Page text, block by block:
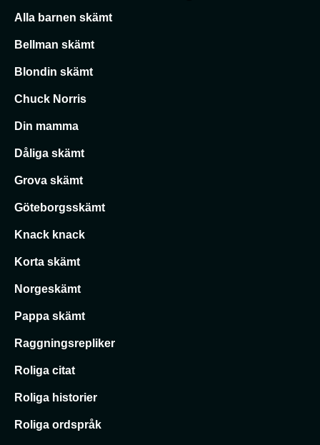
Alla barnen skämt
Bellman skämt
Blondin skämt
Chuck Norris
Din mamma
Dåliga skämt
Grova skämt
Göteborgsskämt
Knack knack
Korta skämt
Norgeskämt
Pappa skämt
Raggningsrepliker
Roliga citat
Roliga historier
Roliga ordspråk